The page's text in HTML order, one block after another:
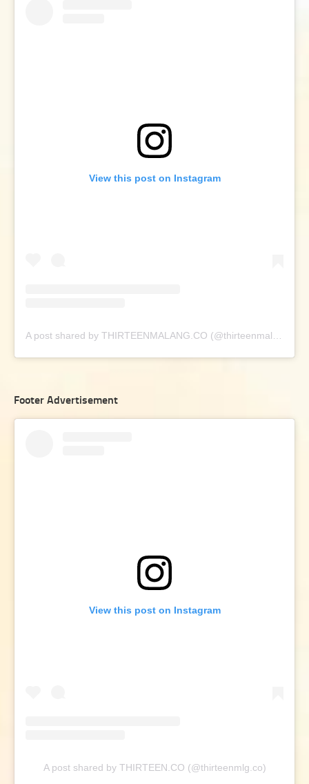
View this post on Instagram
Footer Advertisement
View this post on Instagram
A post shared by THIRTEEN.CO (@thirteenmlg.co)